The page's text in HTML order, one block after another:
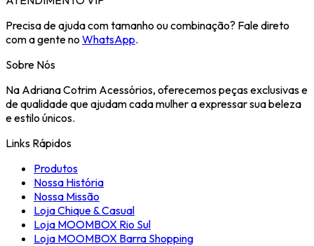
Precisa de ajuda com tamanho ou combinação? Fale direto
com a gente no WhatsApp.
Sobre Nós
Na Adriana Cotrim Acessórios, oferecemos peças exclusivas e
de qualidade que ajudam cada mulher a expressar sua beleza
e estilo únicos.
Links Rápidos
Produtos
Nossa História
Nossa Missão
Loja Chique & Casual
Loja MOOMBOX Rio Sul
Loja MOOMBOX Barra Shopping